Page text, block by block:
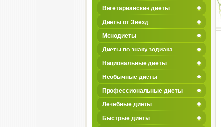
Вегетарианские диеты
Диеты от Звёзд
Монодиеты
Диеты по знаку зодиака
Национальные диеты
Необычные диеты
Профессиональные диеты
Лечебные диеты
Быстрые диеты